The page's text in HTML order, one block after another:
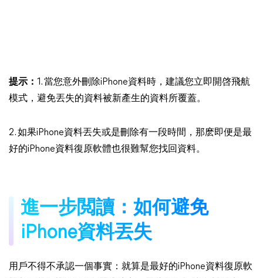
提示： 1. 當您意外刪除iPhone資料時，建議您立即開啓飛航
模式，避免丟失的資料被新產生的資料所覆蓋。
2. 如果iPhone資料丟失或是刪除有一段時間，那麽即便是最
好的iPhone資料復原軟體也很難幫您找回資料。
進一步閲讀：如何避免
iPhone資料丟失
用戶不得不承認一個事實：就算是最好的iPhone資料復原軟